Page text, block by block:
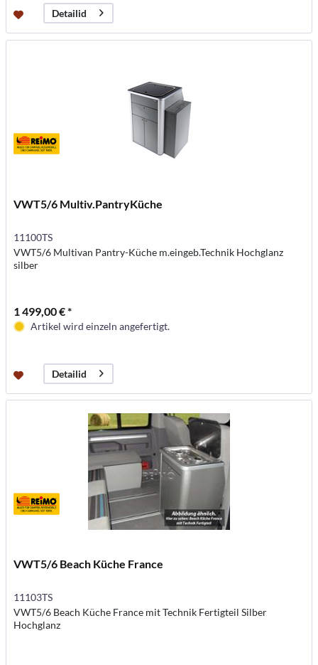
Detailid
VWT5/6 Multiv.PantryKüche
11100TS
VWT5/6 Multivan Pantry-Küche m.eingeb.Technik Hochglanz
silber
1 499,00 € *
Artikel wird einzeln angefertigt.
Detailid
VWT5/6 Beach Küche France
11103TS
VWT5/6 Beach Küche France mit Technik Fertigteil Silber
Hochglanz